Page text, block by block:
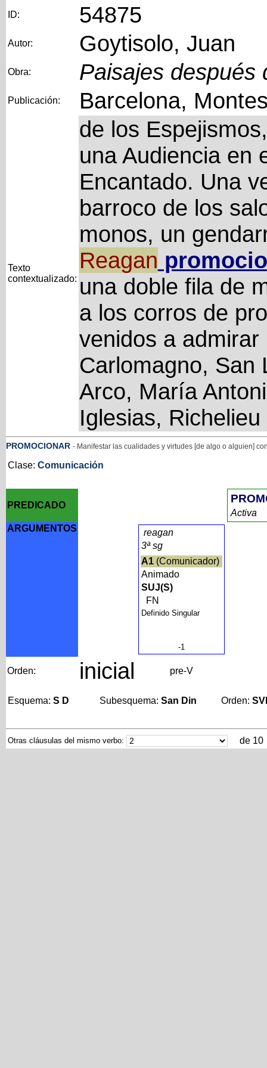
ID: 54875
Autor: Goytisolo, Juan
Obra: Paisajes después
Publicación: Barcelona,
Texto
contextualizado:
de los
una Audiencia en
Encantado. Una
barroco de los
monos, un
Reagan
una doble fila de
a los corros de
venidos a
Carlomagno, San
Arco, María
Iglesias, Richelieu
PROMOCIONAR - Manifestar las cualidades y virtudes [de algo o alguien]
Clase: Comunicación
PREDICADO
Activa
ARGUMENTOS
reagan
3ª sg
A1(Comunicador)
Animado
SUJ(S)
FN
Definido Singular
-1
Orden: inicial pre-V
Esquema: S D Subesquema: San Din Orden:
Otras cláusulas del mismo verbo: de 10